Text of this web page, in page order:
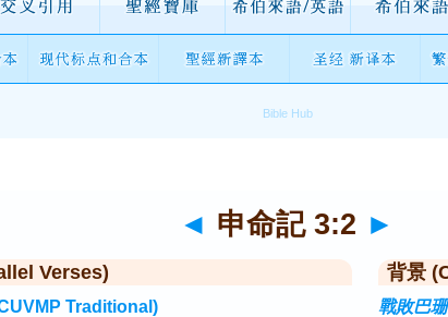
◄ 申命記 3:2 ►
Verses)
Traditional)
背景
戰敗巴